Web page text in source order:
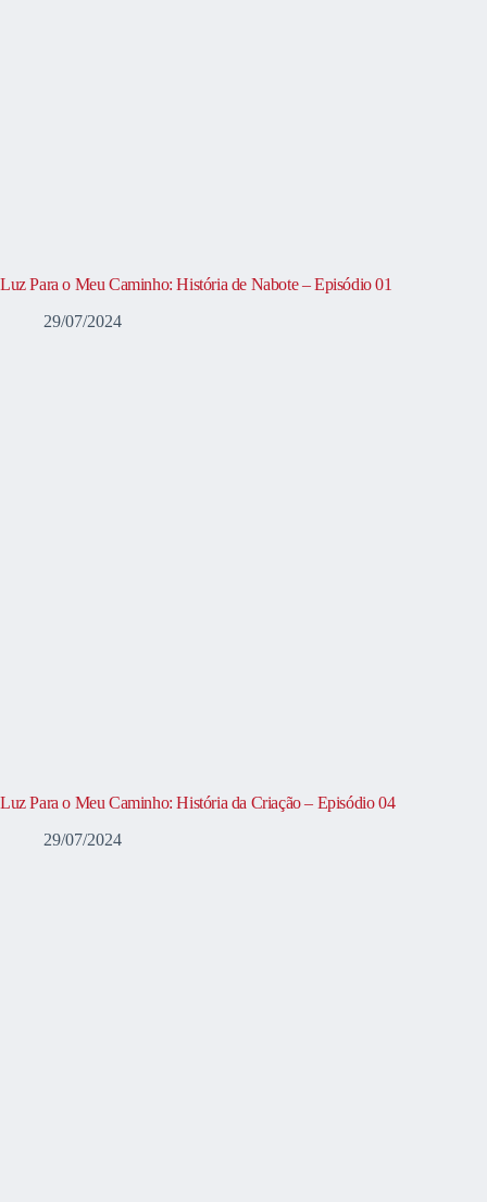
Luz Para o Meu Caminho: História de Nabote – Episódio 01
29/07/2024
Luz Para o Meu Caminho: História da Criação – Episódio 04
29/07/2024